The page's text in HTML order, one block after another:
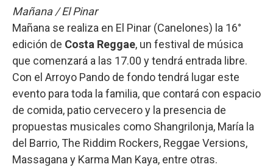
Mañana / El Pinar
Mañana se realiza en El Pinar (Canelones) la 16°
edición de Costa Reggae, un festival de música
que comenzará a las 17.00 y tendrá entrada libre.
Con el Arroyo Pando de fondo tendrá lugar este
evento para toda la familia, que contará con espacio
de comida, patio cervecero y la presencia de
propuestas musicales como Shangrilonja, María la
del Barrio, The Riddim Rockers, Reggae Versions,
Massagana y Karma Man Kaya, entre otras.